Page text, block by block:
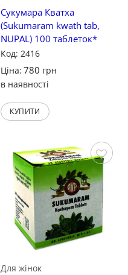
Сукумара Кватха
(Sukumaram kwath tab,
NUPAL) 100 таблеток*
Код: 2416
Ціна: 780 грн
в наявності
КУПИТИ
Зберегти
Для жінок